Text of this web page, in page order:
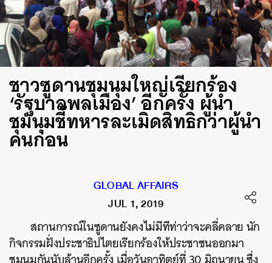
ชาวซูดานชุมนุมใหญ่เรียกร้อง
‘รัฐบาลพลเมือง’ อีกครั้ง ผู้นำ
ชุมนุมชี้ทหารละเมิดสิทธิกว่าผู้นำ
คนก่อน
GLOBAL AFFAIRS
JUL 1, 2019
สถานการณ์ในซูดานยังคงไม่มีทีท่าว่าจะคลี่คลาย นัก
กิจกรรมฝั่งประชาธิปไตยเรียกร้องให้ประชาชนออกมา